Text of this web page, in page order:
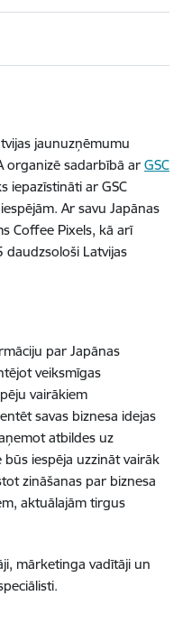
jaunuzņēmumu
organizē sadarbībā ar GSC
iepazīstināti ar GSC
Ar savu Japānas
Coffee Pixels, kā arī
daudzsološi Latvijas
par Japānas
veiksmīgas
vairākiem
savas biznesa idejas
atbildes uz
iespēja uzzināt vairāk
zināšanas par biznesa
aktuālajām tirgus
mārketinga vadītāji un